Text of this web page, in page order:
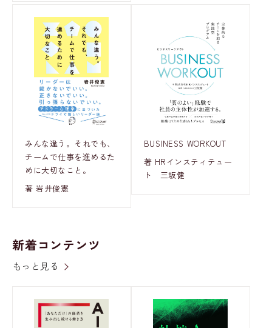
みんな違う。それでも、
チームで仕事を進めるた
めに大切なこと。
著 岩井俊憲
BUSINESS WORKOUT
著 HRインスティテュー
ト 三坂健
新着コンテンツ
もっと見る